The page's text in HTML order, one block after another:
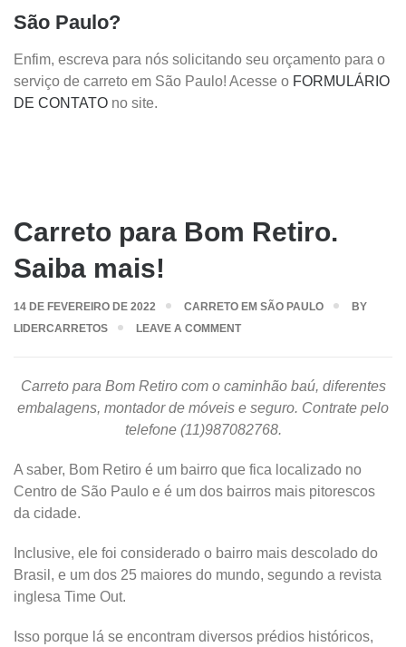
São Paulo?
Enfim, escreva para nós solicitando seu orçamento para o
serviço de carreto em São Paulo! Acesse o FORMULÁRIO
DE CONTATO no site.
Carreto para Bom Retiro.
Saiba mais!
14 DE FEVEREIRO DE 2022 CARRETO EM SÃO PAULO
BY
LIDERCARRETOS
LEAVE A COMMENT
Carreto para Bom Retiro com o caminhão baú, diferentes
embalagens, montador de móveis e seguro. Contrate pelo
telefone (11)987082768.
A saber, Bom Retiro é um bairro que fica localizado no
Centro de São Paulo e é um dos bairros mais pitorescos
da cidade.
Inclusive, ele foi considerado o bairro mais descolado do
Brasil, e um dos 25 maiores do mundo, segundo a revista
inglesa Time Out.
Isso porque lá se encontram diversos prédios históricos,